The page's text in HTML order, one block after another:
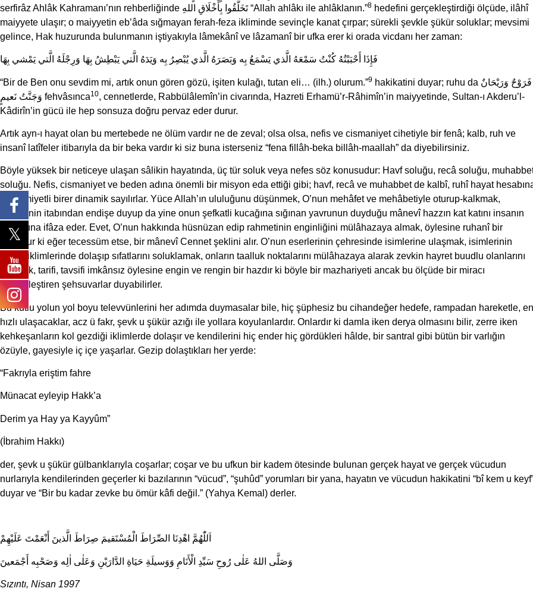
serfirâz Ahlâk Kahramanı’nın rehberliğinde تَخَلَّقُوا بِأَخْلَاقِ اللهِ “Allah ahlâkı ile ahlâklanın.”8 hedefini gerçekleştirdiği ölçüde, ilâhî
maiyyete ulaşır; o maiyyetin eb’âda sığmayan ferah-feza ikliminde sevinçle kanat çırpar; sürekli şevkle şükür soluklar; mevsimi
gelince, Hak huzurunda bulunmanın iştiyakıyla lâmekânî ve lâzamanî bir ufka erer ki orada vicdanı her zaman:
فَإِذَا أَحْبَبْتُهُ كُنْتُ سَمْعَهُ الَّذي يَسْمَعُ بِه وَبَصَرَهُ الَّذي يُبْصِرُ بِه وَيَدَهُ الَّتي يَبْطِشُ بِهَا وَرِجْلَهُ الَّتي يَمْشي بِهَا
“Bir de Ben onu sevdim mi, artık onun gören gözü, işiten kulağı, tutan eli… (ilh.) olurum.”9 hakikatini duyar; ruhu da فَرَوْحٌ وَرَيْحَانٌ
وَجَنَّتُ نَعيمٍ fehvâsınca10, cennetlerde, Rabbülâlemîn’in civarında, Hazreti Erhamü’r-Râhimîn’in maiyyetinde, Sultan-ı Akderu’l-
Kâdirîn’in gücü ile hep sonsuza doğru pervaz eder durur.
Artık ayn-ı hayat olan bu mertebede ne ölüm vardır ne de zeval; olsa olsa, nefis ve cismaniyet cihetiyle bir fenâ; kalb, ruh ve
insanî latîfeler itibarıyla da bir beka vardır ki siz buna isterseniz “fena fillâh-beka billâh-maallah” da diyebilirsiniz.
Böyle yüksek bir neticeye ulaşan sâlikin hayatında, üç tür soluk veya nefes söz konusudur: Havf soluğu, recâ soluğu,
soluğu. Nefis, cismaniyet ve beden adına önemli bir misyon eda ettiği gibi; havf, recâ ve muhabbet de kalbî, ruhî hayat
ehemmiyetli birer dinamik sayılırlar. Yüce Allah’ın ululuğunu düşünmek, O’nun mehâfet ve mehâbetiyle oturup-kalkmak,
annesinin itabından endişe duyup da yine onun şefkatli kucağına sığınan yavrunun duyduğu mânevî hazzın kat katını insanın
vicdanına ifâza eder. Evet, O’nun hakkında hüsnüzan edip rahmetinin enginliğini mülâhazaya almak, öylesine ruhanî bir
sürûrdur ki eğer tecessüm etse, bir mânevî Cennet şeklini alır. O’nun eserlerinin çehresinde isimlerine ulaşmak, isimlerinin
tecelli iklimlerinde dolaşıp sıfatlarını soluklamak, onların taalluk noktalarını mülâhazaya alarak zevkin hayret buudlu olanlarını
duymak, tarifi, tavsifi imkânsız öylesine engin ve rengin bir hazdır ki böyle bir mazhariyeti ancak bu ölçüde bir miracı
gerçekleştiren şehsuvarlar duyabilirler.
Bu kutlu yolun yol boyu televvünlerini her adımda duymasalar bile, hiç şüphesiz bu cihandeğer hedefe, rampadan hareketle, en
hızlı ulaşacaklar, acz ü fakr, şevk u şükür azığı ile yollara koyulanlardır. Onlardır ki damla iken derya olmasını bilir, zerre iken
kehkeşanların kol gezdiği iklimlerde dolaşır ve kendilerini hiç ender hiç gördükleri hâlde, bir santral gibi bütün bir varlığın
özüyle, gayesiyle iç içe yaşarlar. Gezip dolaştıkları her yerde:
“Fakrıyla eriştim fahre
Münacat eyleyip Hakk’a
Derim ya Hay ya Kayyûm”
(İbrahim Hakkı)
der, şevk u şükür gülbanklarıyla coşarlar; coşar ve bu ufkun bir kadem ötesinde bulunan gerçek hayat ve gerçek vücudun
nurlarıyla kendilerinden geçerler ki bazılarının “vücud”, “şuhûd” yorumları bir yana, hayatın ve vücudun hakikatini “bî kem u
duyar ve “Bir bu kadar zevke bu ömür kâfi değil.” (Yahya Kemal) derler.
اَللّٰهُمَّ اهْدِنَا الصِّرَاطَ الْمُسْتَقيمَ صِرَاطَ الَّذينَ أَنْعَمْتَ عَلَيْهِمْ
وَصَلَّى اللهُ عَلٰى رُوحِ سَيِّدِ الْأَنَامِ وَوَسيلَةِ حَيَاةِ الدَّارَيْنِ وَعَلٰى اٰلِه وَصَحْبِه أَجْمَعينَ
Sızıntı, Nisan 1997